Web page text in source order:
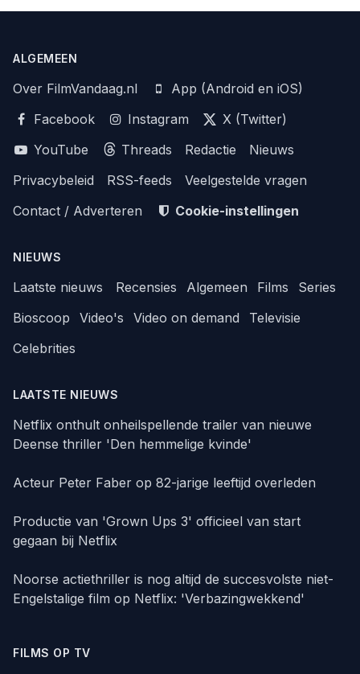
ALGEMEEN
Over FilmVandaag.nl
App (Android en iOS)
Facebook
Instagram
X (Twitter)
YouTube
Threads Redactie
Nieuws
Privacybeleid
RSS-feeds
Veelgestelde vragen
Contact / Adverteren
Cookie-instellingen
NIEUWS
Laatste nieuws Recensies Algemeen Films
Series
Bioscoop
Video's Video on demand
Televisie
Celebrities
LAATSTE NIEUWS
Netflix onthult onheilspellende trailer van nieuwe
Deense thriller 'Den hemmelige kvinde'
Acteur Peter Faber op 82-jarige leeftijd overleden
Productie van 'Grown Ups 3' officieel van start
gegaan bij Netflix
Noorse actiethriller is nog altijd de succesvolste niet-
Engelstalige film op Netflix: 'Verbazingwekkend'
FILMS OP TV